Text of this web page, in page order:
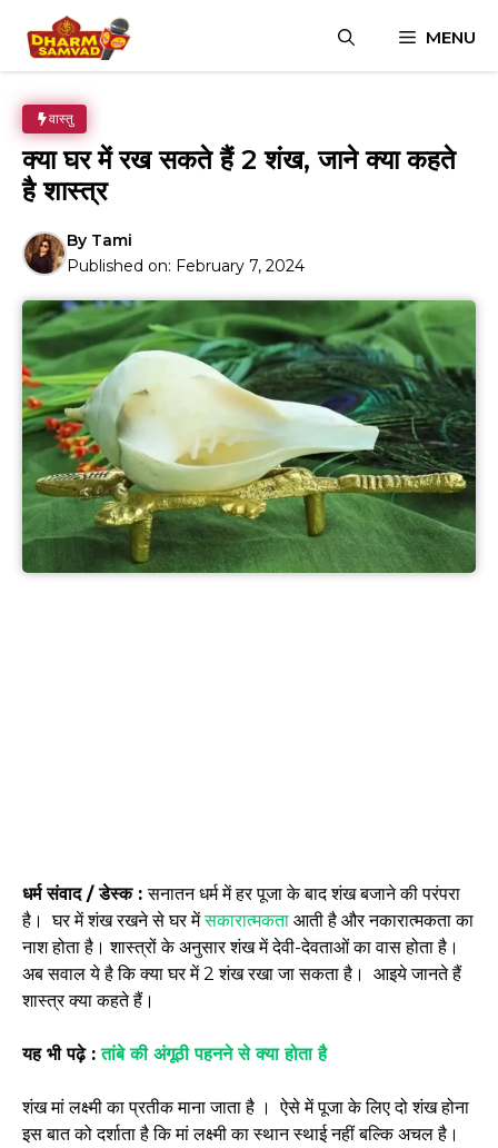
content
MENU
वास्तु
क्या घर में रख सकते हैं 2 शंख, जाने क्या कहते
है शास्त्र
By Tami
Published on: February 7, 2024
धर्म संवाद / डेस्क :सनातन धर्म में हर पूजा के बाद शंख बजाने की परंपरा
है। घर में शंख रखने से घर मेंसकारात्मकता आती है और नकारात्मकता का
नाश होता है। शास्त्रों के अनुसार शंख में देवी-देवताओं का वास होता है।
अब सवाल ये है कि क्या घर में 2 शंख रखा जा सकता है। आइये जानते हैं
शास्त्र क्या कहते हैं।
यह भी पढ़े :तांबे की अंगूठी पहनने से क्या होता है
शंख मां लक्ष्मी का प्रतीक माना जाता है । ऐसे में पूजा के लिए दो शंख होना
इस बात को दर्शाता है कि मां लक्ष्मी का स्थान स्थाई नहीं बल्कि अचल है।